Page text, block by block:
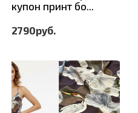
купон принт бо...
2790руб.